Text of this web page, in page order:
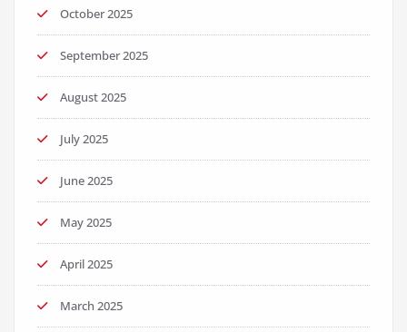
October 2025
September 2025
August 2025
July 2025
June 2025
May 2025
April 2025
March 2025